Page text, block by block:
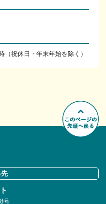
（祝休日・年末年始を除く）
号
ページ先
頭へ戻る